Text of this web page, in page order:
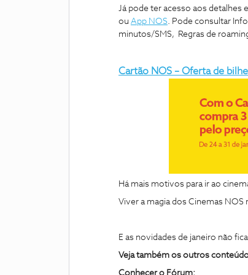
Já pode ter acesso aos detalhes
ou App NOS. Pode consultar
minutos/SMS, Regras de
Cartão NOS – Oferta de
Há mais motivos para ir ao
Viver a magia dos Cinemas
E as novidades de janeiro não
Veja também os outros